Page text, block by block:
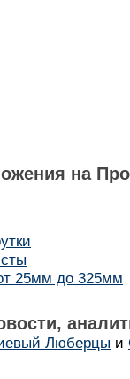
на
25мм до 325мм
Люберцы и